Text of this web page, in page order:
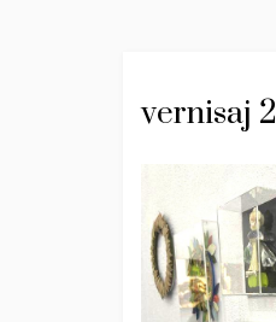
vernisaj 2